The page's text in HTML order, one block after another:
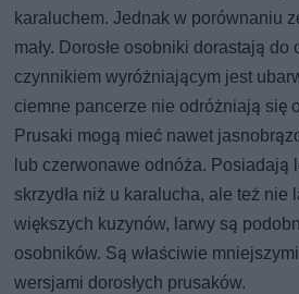
karaluchem. Jednak w porównaniu
mały. Dorosłe osobniki dorastają do
czynnikiem wyróżniającym jest
ciemne pancerze nie odróżniają się
Prusaki mogą mieć nawet
lub czerwonawe odnóża. Posiadają
skrzydła niż u karalucha, ale też nie
większych kuzynów, larwy są
osobników. Są właściwie
wersjami dorosłych prusaków.